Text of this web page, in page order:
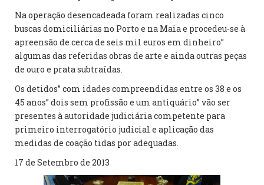
Na operação desencadeada foram realizadas cinco
buscas domiciliárias no Porto e na Maia e procedeu-se à
apreensão de cerca de seis mil euros em dinheiro”
algumas das referidas obras de arte e ainda outras peças
de ouro e prata subtraídas.
Os detidos” com idades compreendidas entre os 38 e os
45 anos” dois sem profissão e um antiquário” vão ser
presentes à autoridade judiciária competente para
primeiro interrogatório judicial e aplicação das
medidas de coação tidas por adequadas.
17 de Setembro de 2013